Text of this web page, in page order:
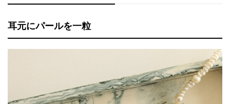
耳元にパールを一粒